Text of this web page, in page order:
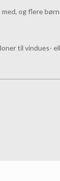
og flere
til vindues-